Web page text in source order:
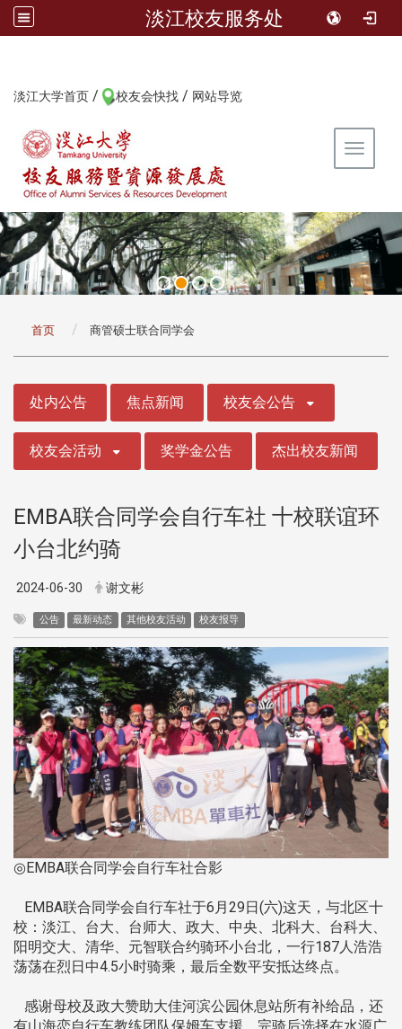
淡江校友服务处
淡江大学首页 / 校友会快找 / 网站导览
Toggle
首页 商管硕士联合同学会
处内公告 焦点新闻 校友会公告
校友会活动 奖学金公告 杰出校友新闻
EMBA联合同学会自行车社 十校联谊环
小台北约骑
2024-06-30 谢文彬
公告 最新动态 其他校友活动 校友报导
◎EMBA联合同学会自行车社合影
EMBA联合同学会自行车社于6月29日(六)这天，与北区十
校：淡江、台大、台师大、政大、中央、北科大、台科大、
阳明交大、清华、元智联合约骑环小台北，一行187人浩浩
荡荡在烈日中4.5小时骑乘，最后全数平安抵达终点。
感谢母校及政大赞助大佳河滨公园休息站所有补给品，还